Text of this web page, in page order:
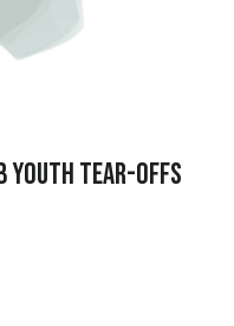
Youth Tear-Offs